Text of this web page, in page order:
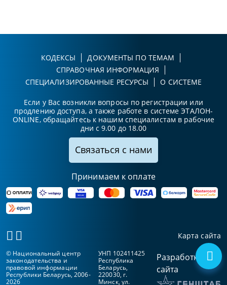
КОДЕКСЫ
ДОКУМЕНТЫ ПО ТЕМАМ
СПРАВОЧНАЯ ИНФОРМАЦИЯ
СПЕЦИАЛИЗИРОВАННЫЕ РЕСУРСЫ
О СИСТЕМЕ
Если у Вас возникли вопросы по регистрации или
продлению доступа, а также работе в системе ЭТАЛОН-
ONLINE, обращайтесь к нашим специалистам в рабочие
дни с 9.00 до 18.00
Связаться с нами
Принимаем к оплате
Карта сайта
© Национальный центр
законодательства и
правовой информации
Республики Беларусь, 2006-
2026
УНП 102411425
Республика
Беларусь,
220030, г.
Минск, ул.
Разработка
сайта